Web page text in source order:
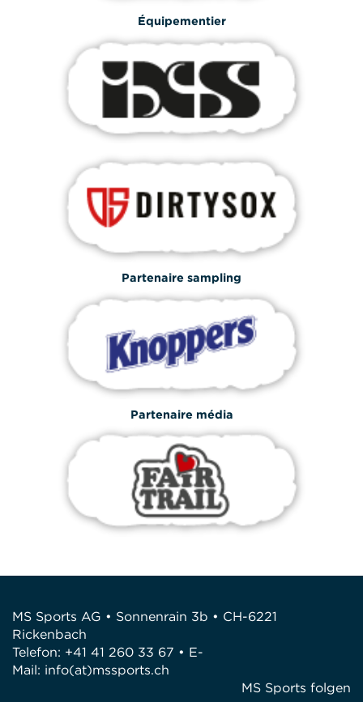
Équipementier
Partenaire sampling
Partenaire média
MS Sports AG • Sonnenrain 3b • CH-6221
Rickenbach
Telefon: +41 41 260 33 67 • E-
Mail: info(at)mssports.ch
MS Sports folgen